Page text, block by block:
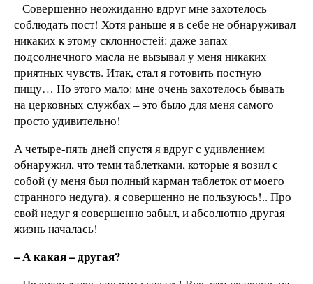
– Совершенно неожиданно вдруг мне захотелось
соблюдать пост! Хотя раньше я в себе не обнаруживал
никаких к этому склонностей: даже запах
подсолнечного масла не вызывал у меня никаких
приятных чувств. Итак, стал я готовить постную
пищу… Но этого мало: мне очень захотелось бывать
на церковных службах – это было для меня самого
просто удивительно!
А четыре-пять дней спустя я вдруг с удивлением
обнаружил, что теми таблетками, которые я возил с
собой (у меня был полный карман таблеток от моего
странного недуга), я совершенно не пользуюсь!.. Про
свой недуг я совершенно забыл, и абсолютно другая
жизнь началась!
– А какая – другая?